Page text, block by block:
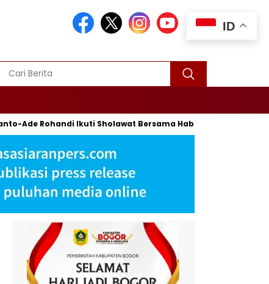
Ikuti Sholawat Bersama Habib Syech Bin Abdul Qodir
ID